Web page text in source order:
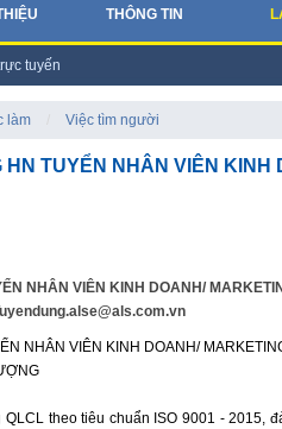
THÔNG TIN
tuyến
làm Việc tìm người
HN TUYỂN NHÂN VIÊN
NHÂN VIÊN KINH DOANH/
NHÂN VIÊN KINH DOANH/
theo tiêu chuẩn ISO 9001 -